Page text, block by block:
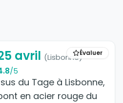
Évaluer
avril (Lisbonne)
/5
du Tage à Lisbonne,
en acier rouge du